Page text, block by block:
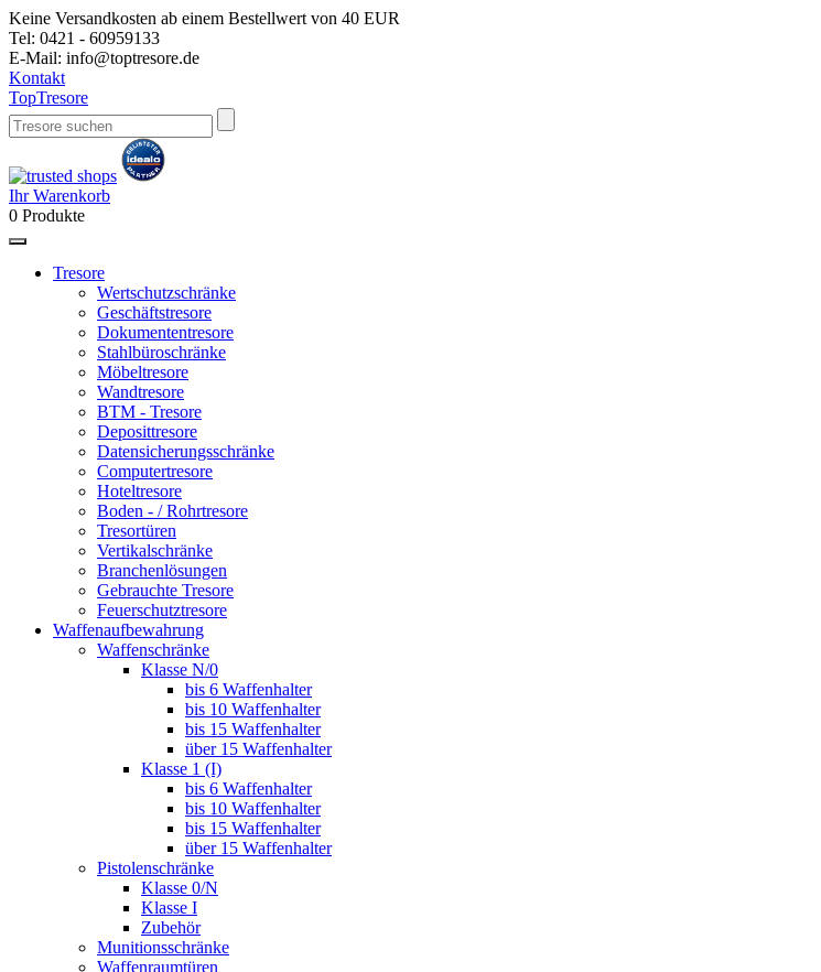
Keine Versandkosten ab einem Bestellwert von 40 EUR
Tel: 0421 - 60959133
E-Mail: info@toptresore.de
Kontakt
TopTresore
Ihr Warenkorb
0 Produkte
Tresore
Wertschutzschränke
Geschäftstresore
Dokumententresore
Stahlbüroschränke
Möbeltresore
Wandtresore
BTM - Tresore
Deposittresore
Datensicherungsschränke
Computertresore
Hoteltresore
Boden - / Rohrtresore
Tresortüren
Vertikalschränke
Branchenlösungen
Gebrauchte Tresore
Feuerschutztresore
Waffenaufbewahrung
Waffenschränke
Klasse N/0
bis 6 Waffenhalter
bis 10 Waffenhalter
bis 15 Waffenhalter
über 15 Waffenhalter
Klasse 1 (I)
bis 6 Waffenhalter
bis 10 Waffenhalter
bis 15 Waffenhalter
über 15 Waffenhalter
Pistolenschränke
Klasse 0/N
Klasse I
Zubehör
Munitionsschränke
Waffenraumtüren